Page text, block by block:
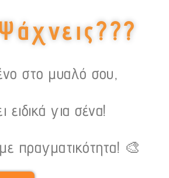
στο μυαλό σου,
για σένα!
πραγματικότητα! 🎨